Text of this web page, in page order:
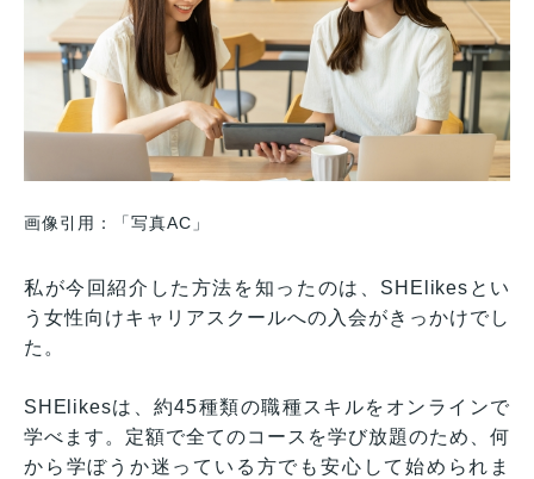
画像引用：「写真AC」
私が今回紹介した方法を知ったのは、SHElikesとい
う女性向けキャリアスクールへの入会がきっかけでし
た。
SHElikesは、約45種類の職種スキルをオンラインで
学べます。定額で全てのコースを学び放題のため、何
から学ぼうか迷っている方でも安心して始められま